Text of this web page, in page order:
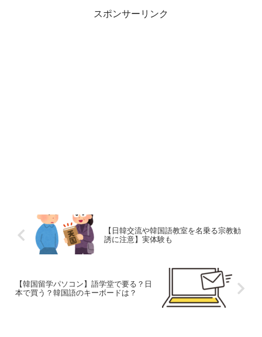
スポンサーリンク
【日韓交流や韓国語教室を名乗る宗教勧
誘に注意】実体験も
【韓国留学パソコン】語学堂で要る？日
本で買う？韓国語のキーボードは？